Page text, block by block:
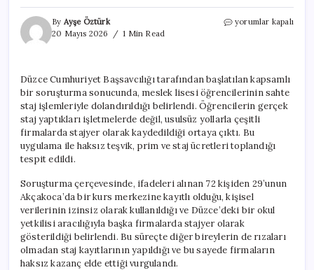
By Ayşe Öztürk
20 Mayıs 2026
1 Min Read
Düzce’de
12
Gözaltı
için
yorumlar kapalı
Düzce Cumhuriyet Başsavcılığı tarafından başlatılan kapsamlı
bir soruşturma sonucunda, meslek lisesi öğrencilerinin sahte
staj işlemleriyle dolandırıldığı belirlendi. Öğrencilerin gerçek
staj yaptıkları işletmelerde değil, usulsüz yollarla çeşitli
firmalarda stajyer olarak kaydedildiği ortaya çıktı. Bu
uygulama ile haksız teşvik, prim ve staj ücretleri toplandığı
tespit edildi.
Soruşturma çerçevesinde, ifadeleri alınan 72 kişiden 29’unun
Akçakoca’da bir kurs merkezine kayıtlı olduğu, kişisel
verilerinin izinsiz olarak kullanıldığı ve Düzce’deki bir okul
yetkilisi aracılığıyla başka firmalarda stajyer olarak
gösterildiği belirlendi. Bu süreçte diğer bireylerin de rızaları
olmadan staj kayıtlarının yapıldığı ve bu sayede firmaların
haksız kazanç elde ettiği vurgulandı.